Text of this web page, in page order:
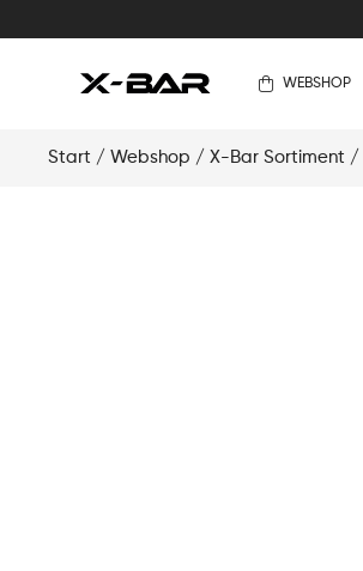
WEBSHOP
Start / Webshop / X-Bar Sortiment /